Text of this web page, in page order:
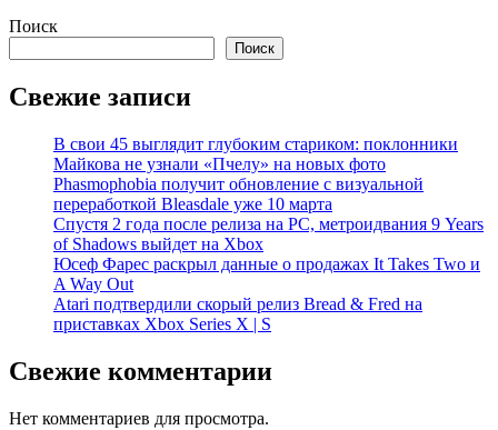
Поиск
Поиск
Свежие записи
В свои 45 выглядит глубоким стариком: поклонники
Майкова не узнали «Пчелу» на новых фото
Phasmophobia получит обновление с визуальной
переработкой Bleasdale уже 10 марта
Спустя 2 года после релиза на PC, метроидвания 9 Years
of Shadows выйдет на Xbox
Юсеф Фарес раскрыл данные о продажах It Takes Two и
A Way Out
Atari подтвердили скорый релиз Bread & Fred на
приставках Xbox Series X | S
Свежие комментарии
Нет комментариев для просмотра.